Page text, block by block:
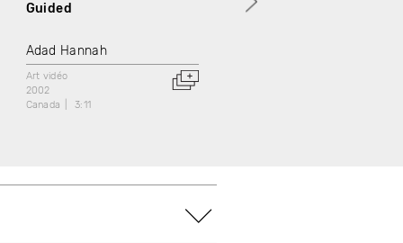
Guided
Adad Hannah
Art vidéo
2002
Canada
3:11
Portrait of a Gentleman